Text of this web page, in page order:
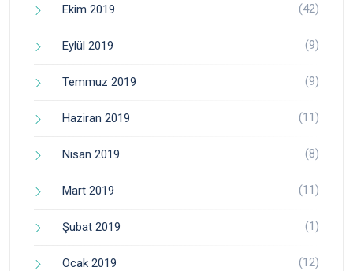
Ekim 2019 (42)
Eylül 2019 (9)
Temmuz 2019 (9)
Haziran 2019 (11)
Nisan 2019 (8)
Mart 2019 (11)
Şubat 2019 (1)
Ocak 2019 (12)